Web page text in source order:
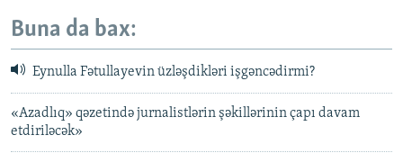
Buna da bax:
Eynulla Fətullayevin üzləşdikləri işgəncədirmi?
«Azadlıq» qəzetində jurnalistlərin şəkillərinin çapı davam
etdiriləcək»